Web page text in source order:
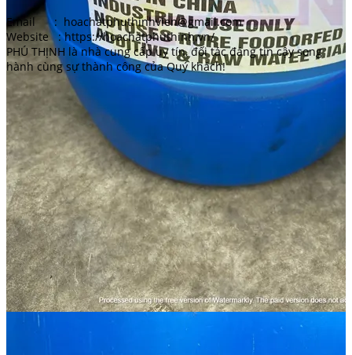
Email : hoachatphuthinhvien@gmail.com
Website : https://hoachatphuthinh.vn/
PHÚ THỊNH là nhà cung cấp uy tín, đối tác đáng tin cậy song
hành cùng sự thành công của Quý khách!